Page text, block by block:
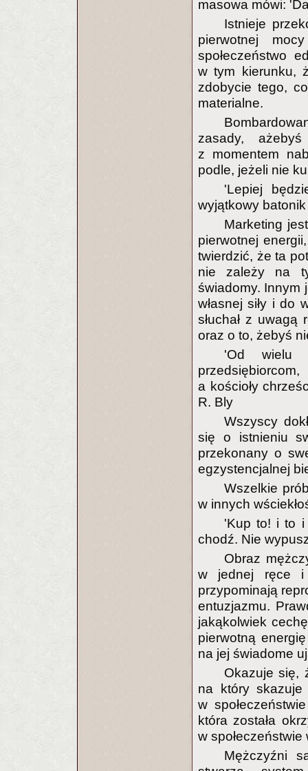
masowa mówi:
Istnieje
pierwotnej
społeczeństwo
w tym kierunku,
zdobycie tego,
materialne.
zasady,
z momentem
podle, jeżeli nie
'Lepiej
wyjątkowy
Marketing
pierwotnej
twierdzić, że ta
nie zależy na
świadomy. Innym
własnej siły i do
słuchał z
oraz o to, żebyś
'Od wielu
a kościoły
R. Bly
Wszyscy
się o istnieniu
przekonany o
egzystencjalnej
Wszelkie
w innych
'Kup to! i to i
chodź. Nie
Obraz
w jednej ręce i
przypominają
entuzjazmu.
jakąkolwiek
pierwotną
na jej świadome
Okazuje się,
na który skazuje
w
która została
w
Mężczyźni